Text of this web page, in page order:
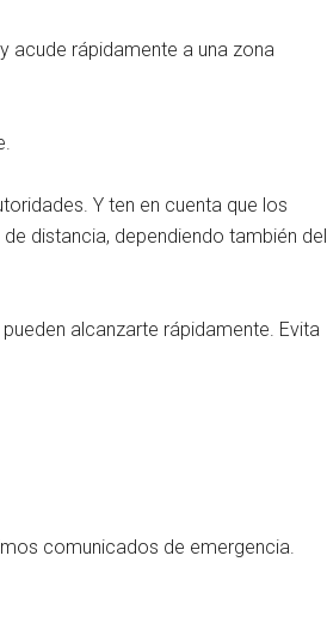
acude rápidamente a una zona
Y ten en cuenta que los
distancia, dependiendo también del
alcanzarte rápidamente. Evita
comunicados de emergencia.